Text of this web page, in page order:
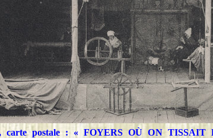
carte postale : « FOYERS OÙ ON